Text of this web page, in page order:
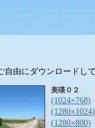
自由にダウンロードし
美瑛０２
(1024×768)
(1280×1024)
(1280×800)